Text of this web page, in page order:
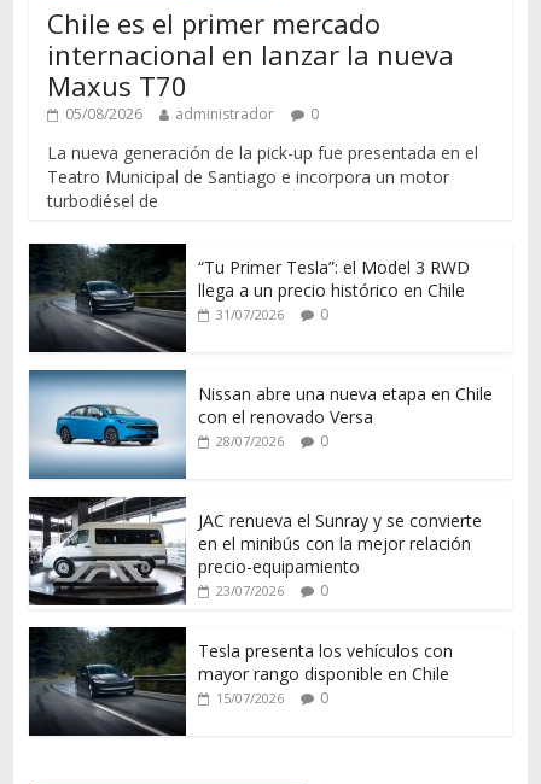
Chile es el primer mercado
internacional en lanzar la nueva
Maxus T70
05/08/2026 administrador 0
La nueva generación de la pick-up fue presentada en el
Teatro Municipal de Santiago e incorpora un motor
turbodiésel de
“Tu Primer Tesla”: el Model 3 RWD
llega a un precio histórico en Chile
31/07/2026 0
Nissan abre una nueva etapa en Chile
con el renovado Versa
28/07/2026 0
JAC renueva el Sunray y se convierte
en el minibús con la mejor relación
precio-equipamiento
23/07/2026 0
Tesla presenta los vehículos con
mayor rango disponible en Chile
15/07/2026 0